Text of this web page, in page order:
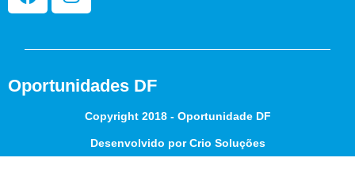
Oportunidades DF
Copyright 2018 - Oportunidade DF
Desenvolvido por Crio Soluções